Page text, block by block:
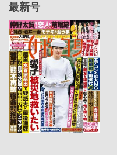
最新号